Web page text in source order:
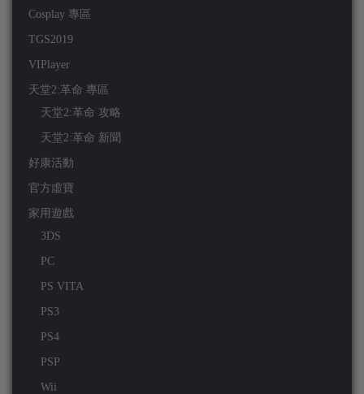
Cosplay 專區
TGS2019
VIPlayer
天堂2:革命 專區
天堂2:革命 攻略
天堂2:革命 新聞
好康活動
官方虛寶
家用遊戲
3DS
PC
PS VITA
PS3
PS4
PSP
Wii